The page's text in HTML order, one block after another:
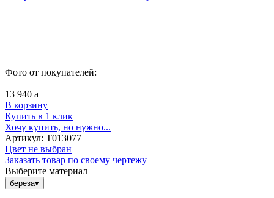
Фото от покупателей:
13 940 a
В корзину
Купить в 1 клик
Хочу купить, но нужно...
Артикул: Т013077
Цвет не выбран
Заказать товар по своему чертежу
Выберите материал
береза▾